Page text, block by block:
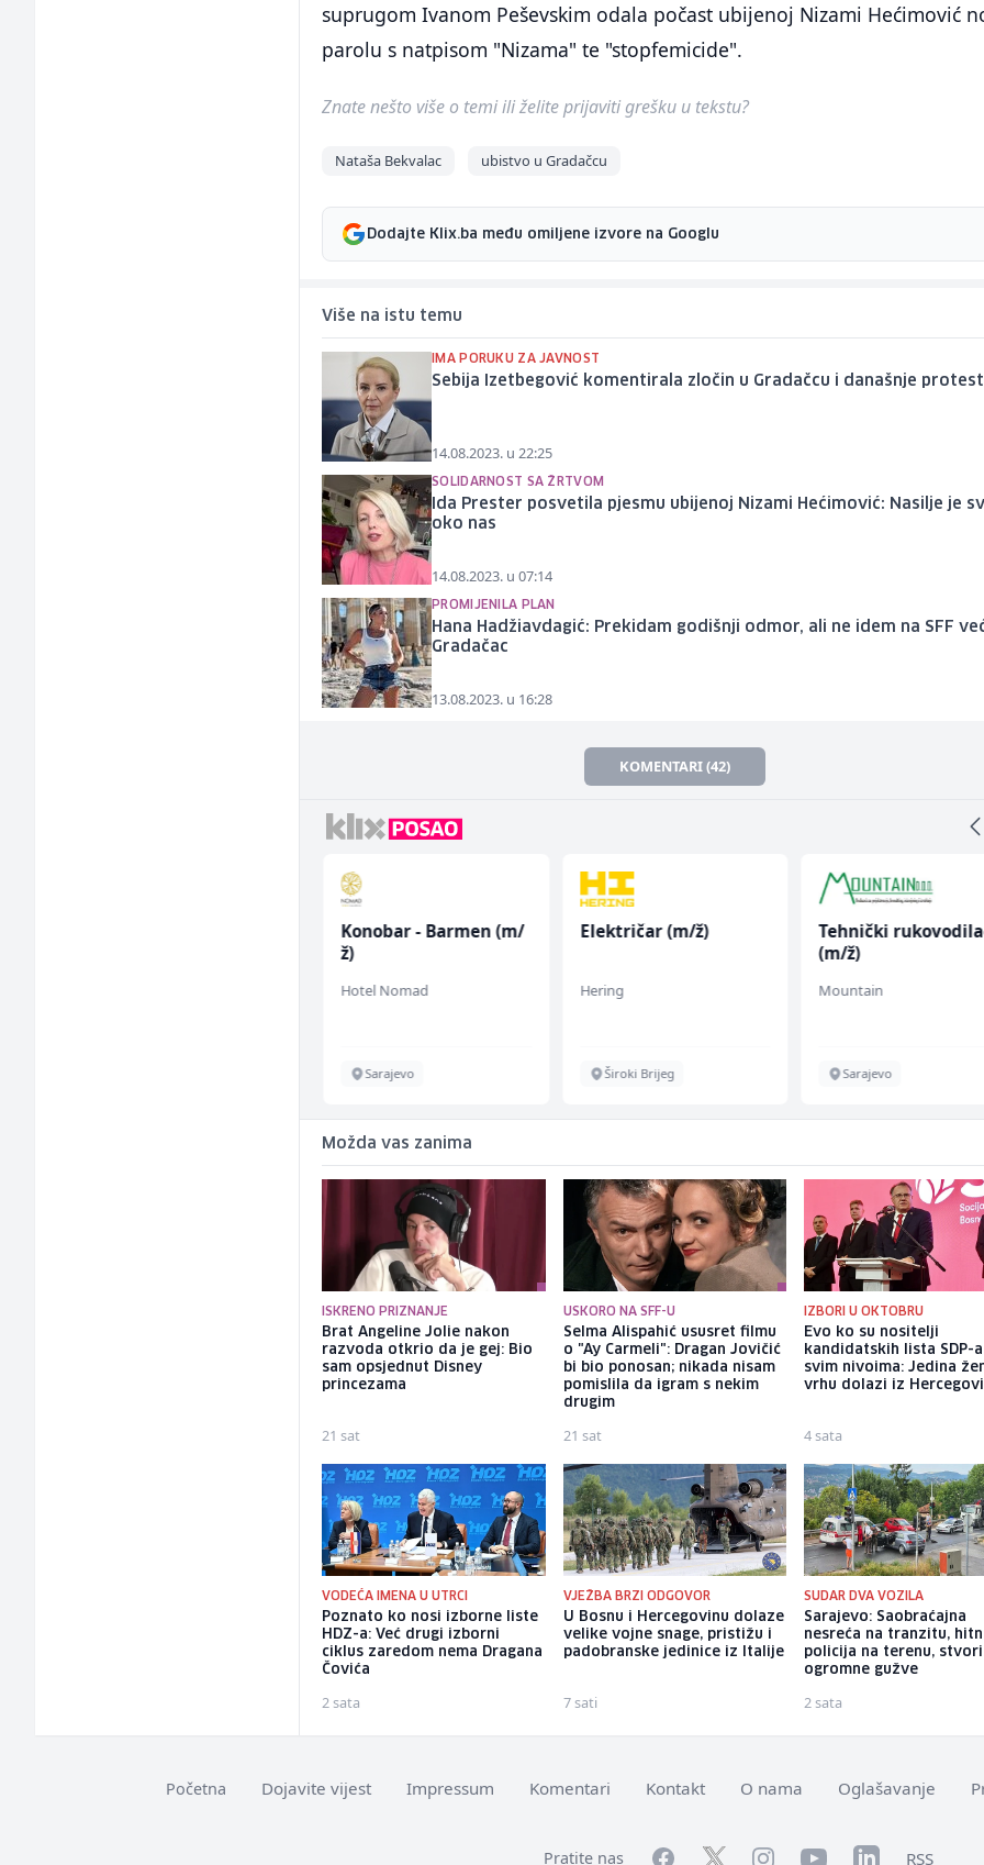
suprugom Ivanom Peševskim odala počast ubijenoj Nizami Hećimović
parolu s natpisom "Nizama" te "stopfemicide".
Znate nešto više o temi ili želite prijaviti grešku u tekstu?
Nataša Bekvalac ubistvo u Gradačcu
Dodajte Klix.ba među omiljene izvore na Googlu
Više na istu temu
IMA PORUKU ZA JAVNOST
Sebija Izetbegović komentirala zločin u Gradačcu i današnje
14.08.2023. u 22:25
SOLIDARNOST SA ŽRTVOM
Ida Prester posvetila pjesmu ubijenoj Nizami Hećimović: Nasilje je
oko nas
14.08.2023. u 07:14
PROMIJENILA PLAN
Hana Hadžiavdagić: Prekidam godišnji odmor, ali ne idem na SFF
Gradačac
13.08.2023. u 16:28
KOMENTARI (42)
Konobar - Barmen (m/
ž)
Hotel Nomad
Sarajevo
Električar (m/ž)
Hering
Široki Brijeg
Tehnički
(m/ž)
Mountain
Sarajevo
Možda vas zanima
ISKRENO PRIZNANJE
Brat Angeline Jolie nakon
razvoda otkrio da je gej: Bio
sam opsjednut Disney
princezama
21 sat
USKORO NA SFF-U
Selma Alispahić ususret filmu
o "Ay Carmeli": Dragan Jovičić
bi bio ponosan; nikada nisam
pomislila da igram s nekim
drugim
21 sat
IZBORI U OKTOBRU
Evo ko su nositelji
kandidatskih lista SDP-
svim nivoima: Jedina
vrhu dolazi iz
4 sata
VODEĆA IMENA U UTRCI
Poznato ko nosi izborne liste
HDZ-a: Već drugi izborni
ciklus zaredom nema Dragana
Čovića
2 sata
VJEŽBA BRZI ODGOVOR
U Bosnu i Hercegovinu dolaze
velike vojne snage, pristižu i
padobranske jedinice iz Italije
7 sati
SUDAR DVA VOZILA
Sarajevo: Saobraćajna
nesreća na tranzitu,
policija na terenu,
ogromne gužve
2 sata
Početna Dojavite vijest Impressum Komentari Kontakt O nama Oglašavanje
Pratite nas FacebookTwitterInstagramYouTubeLinkedInRSS